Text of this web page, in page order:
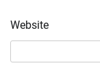
Website